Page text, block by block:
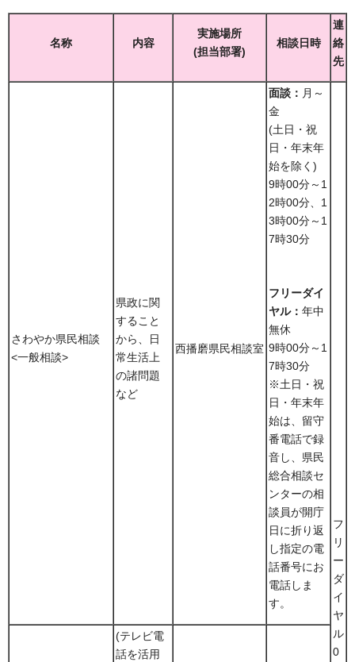
名称 内容
実施場所
(担当部署)
相談日時
連
絡
先
さわやか県民相談
<一般相談>
県政に関
すること
から、日
常生活上
の諸問題
など
西播磨県民相談室
面談： 月～
金
(土日・祝
日・年末年
始を除く)
9時00分～1
2時00分、1
3時00分～1
7時30分
フリーダイ
ヤル： 年中
無休
9時00分～1
7時30分
※土日・祝
日・年末年
始は、留守
番電話で録
音し、県民
総合相談セ
ンターの相
談員が開庁
日に折り返
し指定の電
話番号にお
電話しま
す。
フ
リ
ー
ダ
イ
ヤ
ル
0
(テレビ電
話を活用